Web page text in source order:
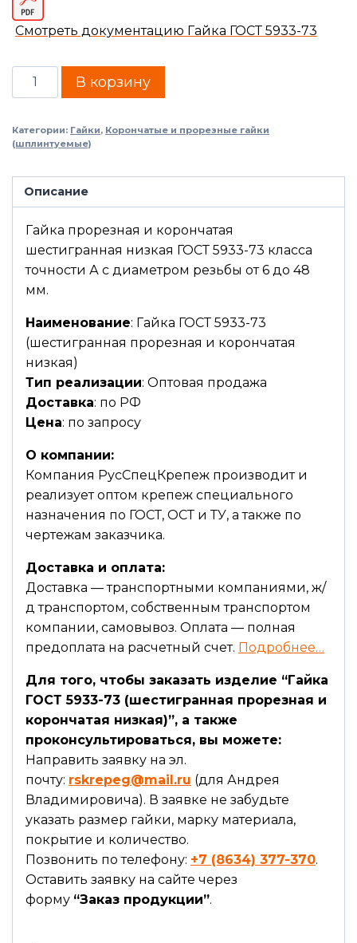
Смотреть документацию Гайка ГОСТ 5933-73
В корзину
Категории: Гайки, Корончатые и прорезные гайки
(шплинтуемые)
Описание
Гайка прорезная и корончатая
шестигранная низкая ГОСТ 5933-73 класса
точности А с диаметром резьбы от 6 до 48
мм.
Наименование: Гайка ГОСТ 5933-73
(шестигранная прорезная и корончатая
низкая)
Тип реализации: Оптовая продажа
Доставка: по РФ
Цена: по запросу
О компании:
Компания РусСпецКрепеж производит и
реализует оптом крепеж специального
назначения по ГОСТ, ОСТ и ТУ, а также по
чертежам заказчика.
Доставка и оплата:
Доставка — транспортными компаниями, ж/
д транспортом, собственным транспортом
компании, самовывоз. Оплата — полная
предоплата на расчетный счет. Подробнее…
Для того, чтобы заказать изделие “Гайка
ГОСТ 5933-73 (шестигранная прорезная и
корончатая низкая)”, а также
проконсультироваться, вы можете:
Направить заявку на эл.
почту: rskrepeg@mail.ru (для Андрея
Владимировича). В заявке не забудьте
указать размер гайки, марку материала,
покрытие и количество.
Позвонить по телефону: +7 (8634) 377-370.
Оставить заявку на сайте через
форму “Заказ продукции”.